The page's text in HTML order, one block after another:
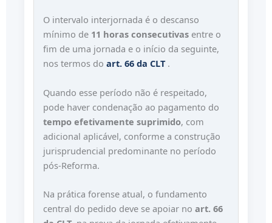
O intervalo interjornada é o descanso
mínimo de 11 horas consecutivas entre o
fim de uma jornada e o início da seguinte,
nos termos do art. 66 da CLT .
Quando esse período não é respeitado,
pode haver condenação ao pagamento do
tempo efetivamente suprimido, com
adicional aplicável, conforme a construção
jurisprudencial predominante no período
pós-Reforma.
Na prática forense atual, o fundamento
central do pedido deve se apoiar no art. 66